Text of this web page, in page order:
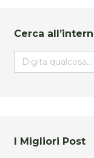
Cerca
Search
for:
I Migliori Post